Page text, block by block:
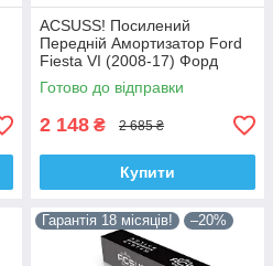
ACSUSS! Посилений
Передній Амортизатор Ford
Fiesta VI (2008-17) Форд
Фіеста VI. Правий. 335830 ,
3348056 Корея!
Готово до відправки
2 148 ₴ 2 685 ₴
Купити
Гарантія 18 місяців! –20%